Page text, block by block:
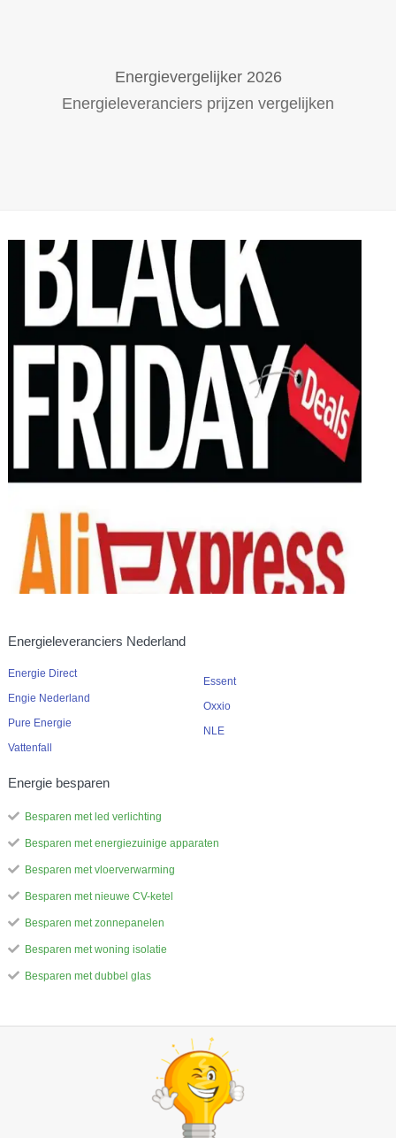
Energievergelijker 2026
Energieleveranciers prijzen vergelijken
Energieleveranciers Nederland
Energie Direct
Engie Nederland
Pure Energie
Vattenfall
Essent
Oxxio
NLE
Energie besparen
Besparen met led verlichting
Besparen met energiezuinige apparaten
Besparen met vloerverwarming
Besparen met nieuwe CV-ketel
Besparen met zonnepanelen
Besparen met woning isolatie
Besparen met dubbel glas